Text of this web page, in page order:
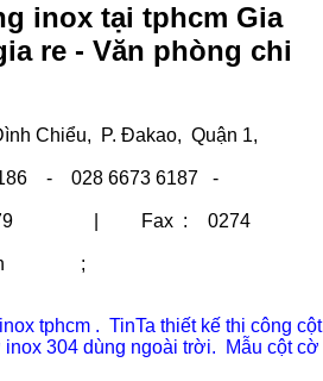
inox tại tphcm Gia
re - Văn phòng chi
Chiểu, P. Đakao, Quận 1,
- 028 6673 6187 -
779 | Fax :
0274
;
tphcm . TinTa thiết kế thi công cột
304 dùng ngoài trời. Mẫu cột cờ